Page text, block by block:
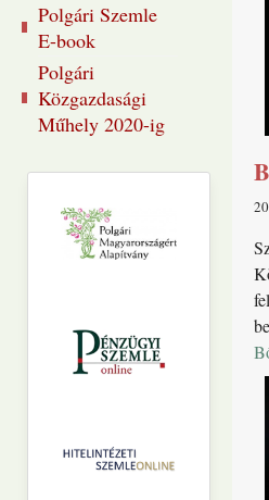
Polgári Szemle
E-book
Polgári
Közgazdasági
Műhely 2020-ig